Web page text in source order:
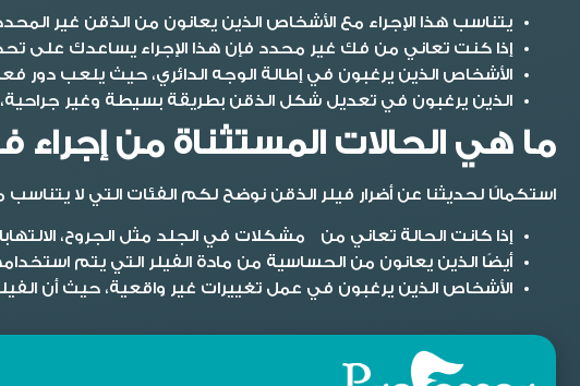
يتناسب هذا الإجراء مع الأشخاص الذين يعانون من الذقن غير
إذا كنت تعاني من فك غير محدد فإن هذا الإجراء يساعدك على
الأشخاص الذين يرغبون في إطالة الوجه الدائري، حيث يلعب دور
الذين يرغبون في تعديل شكل الذقن بطريقة بسيطة وغير جراحية،
ما هي الحالات المستثناة من إجراء
استكمالًا لحديثنا عن أضرار فيلر الذقن نوضح لكم الفئات التي لا
إذا كانت الحالة تعاني من مشكلات في الجلد مثل الجروح،
أيضًا الذين يعانون من الحساسية من مادة الفيلر التي يتم
الأشخاص الذين يرغبون في عمل تغييرات غير واقعية، حيث أن